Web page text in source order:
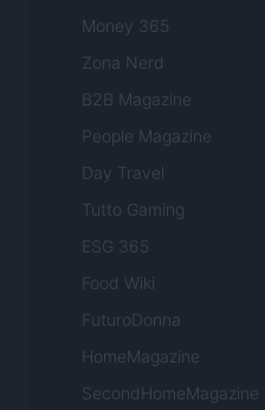
Money 365
Zona Nerd
B2B Magazine
People Magazine
Day Travel
Tutto Gaming
ESG 365
Food Wiki
FuturoDonna
HomeMagazine
SecondHomeMagazine